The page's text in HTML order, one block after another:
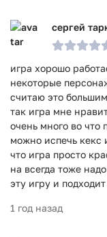
сергей
игра хорошо
некоторые
считаю это
так игра мне
очень много во что
можно испечь кекс
что игра просто
на всегда тоже
эту игру и
1 год назад